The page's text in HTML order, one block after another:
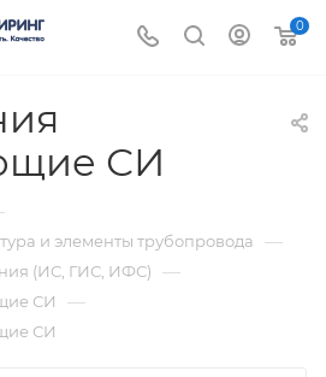
0
СИ
и элементы трубопровода —
(ИС, ГИС, ИФС) —
СИ —
СИ